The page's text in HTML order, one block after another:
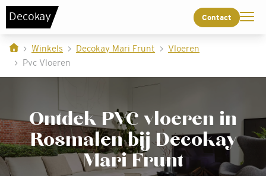
Decokay Contact
Winkels Decokay Mari Frunt
Vloeren
Pvc Vloeren
Ontdek PVC vloeren in
Rosmalen bij Decokay
Mari Frunt